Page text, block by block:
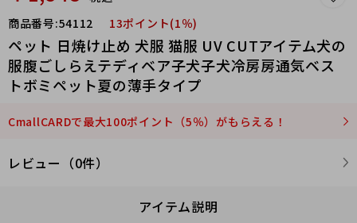
商品番号:54112 13ポイント(1％)
ペット 日焼け止め 犬服 猫服 UV CUTアイテム犬の
服腹ごしらえテディベア子犬子犬冷房房通気ベス
トボミペット夏の薄手タイプ
CmallCARDで最大100ポイント（5％）がもらえる！
レビュー（0件）
アイテム説明